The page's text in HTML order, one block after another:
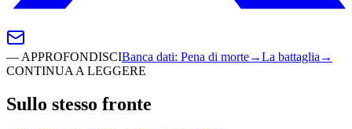
— APPROFONDISCIBanca dati: Pena di morte→La battaglia →
CONTINUA A LEGGERE
Sullo stesso fronte